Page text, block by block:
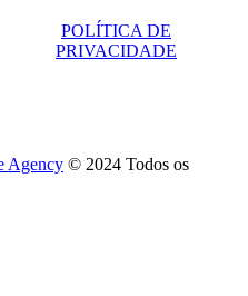
POLÍTICA DE
PRIVACIDADE
Agency © 2024 Todos os